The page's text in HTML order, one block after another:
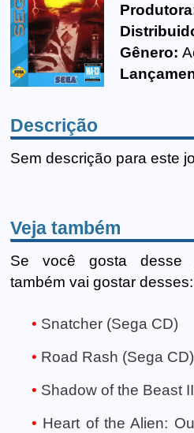
Gênero:
Descrição
Sem descrição para este
Veja também
Se você gosta desse
também vai gostar desses:
Snatcher (Sega CD)
Road Rash (Sega CD)
Shadow of the Beast
Heart of the Alien: